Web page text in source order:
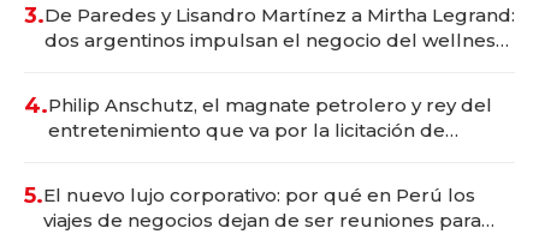
3.De Paredes y Lisandro Martínez a Mirtha Legrand:
dos argentinos impulsan el negocio del wellness
4.Philip Anschutz, el magnate petrolero y rey del
entretenimiento que va por la licitación de
5.El nuevo lujo corporativo: por qué en Perú los
viajes de negocios dejan de ser reuniones para